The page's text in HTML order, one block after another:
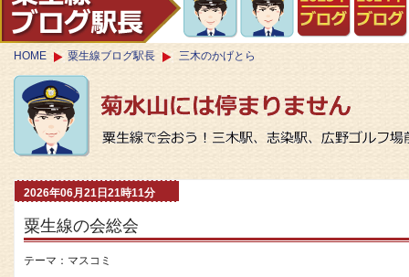
HOME 粟生線ブログ駅長 三木のかげとら
2026年06月21日21時11分
粟生線の会総会
テーマ： マスコミ